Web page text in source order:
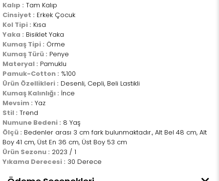
Kalıp : Tam Kalıp
Cinsiyet : Erkek Çocuk
Kol Tipi : Kısa
Yaka : Bisiklet Yaka
Kumaş Tipi : Örme
Kumaş Türü : Penye
Materyal : Pamuklu
Pamuk-Cotton : %100
Ürün Özellikleri : Desenli, Cepli, Beli Lastikli
Kumaş Kalınlığı : İnce
Mevsim : Yaz
Stil : Trend
Numune Bedeni : 8 Yaş
Ölçü : Bedenler arası 3 cm fark bulunmaktadır., Alt Bel 48 cm, Alt
Boy 41 cm, Üst En 36 cm, Üst Boy 53 cm
Ürün Sezonu : 2023 / 1
Yıkama Derecesi : 30 Derece